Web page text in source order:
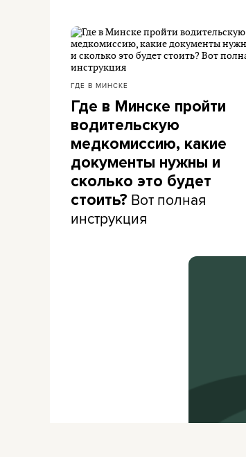
ГДЕ В МИНСКЕ
Где в Минске пройти
водительскую
медкомиссию, какие
документы нужны и
сколько это будет
стоить? Вот полная
инструкция